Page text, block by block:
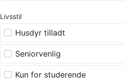
Livsstil
Husdyr tilladt
Seniorvenlig
Kun for studerende